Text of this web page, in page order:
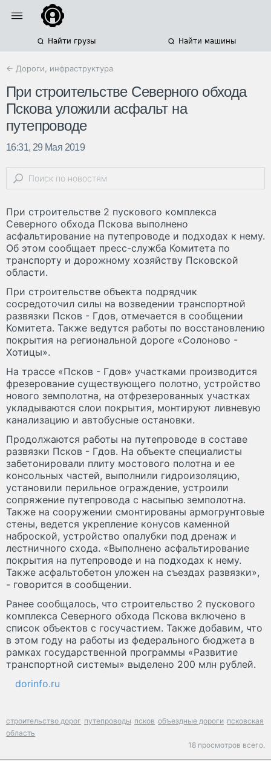
Найти грузы Найти машины
← Дороги, инфраструктура
При строительстве Северного обхода
Пскова уложили асфальт на
путепроводе
16:31, 29 Мая 2019
При строительстве 2 пускового комплекса
Северного обхода Пскова выполнено
асфальтирование на путепроводе и подходах к нему.
Об этом сообщает пресс-служба Комитета по
транспорту и дорожному хозяйству Псковской
области.
При строительстве объекта подрядчик
сосредоточил силы на возведении транспортной
развязки Псков - Гдов, отмечается в сообщении
Комитета. Также ведутся работы по восстановлению
покрытия на региональной дороге «Солоново -
Хотицы».
На трассе «Псков - Гдов» участками производится
фрезерование существующего полотно, устройство
нового земполотна, на отфрезерованных участках
укладываются слои покрытия, монтируют ливневую
канализацию и автобусные остановки.
Продолжаются работы на путепроводе в составе
развязки Псков - Гдов. На объекте специалисты
забетонировали плиту мостового полотна и ее
консольных частей, выполнили гидроизоляцию,
установили перильное ограждение, устроили
сопряжение путепровода с насыпью земполотна.
Также на сооружении смонтированы армогрунтовые
стены, ведется укрепление конусов каменной
наброской, устройство опалубки под дренаж и
лестничного схода. «Выполнено асфальтирование
покрытия на путепроводе и на подходах к нему.
Также асфальтобетон уложен на съездах развязки»,
- говорится в сообщении.
Ранее сообщалось, что строительство 2 пускового
комплекса Северного обхода Пскова включено в
список объектов с госучастием. Также добавим, что
в этом году на работы из федерального бюджета в
рамках государственной программы «Развитие
транспортной системы» выделено 200 млн рублей.
dorinfo.ru
строительство дорог путепроводы псков объездные дороги псковская
область
18 просмотров всего.